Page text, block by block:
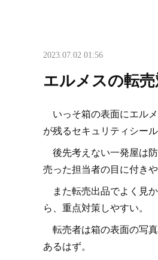
2023.07.02 01:56
エルメスの転
いっそ箱の表面にエル
が残るセキュリティシー
後先考えない一発屋は
売った担当者の目に付き
また転売出品でよく見
ら、重点対策しやすい。
転売者は箱の表面の写
あるはず。